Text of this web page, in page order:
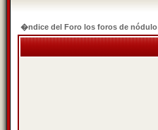
�ndice del Foro los foros de nódulo